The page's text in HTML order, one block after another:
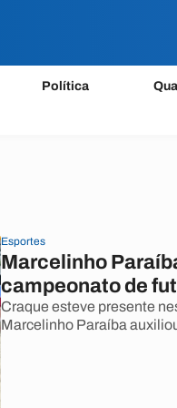
Política
Esportes
Marcelinho
campeonato de
Craque esteve presente
Marcelinho Paraíba